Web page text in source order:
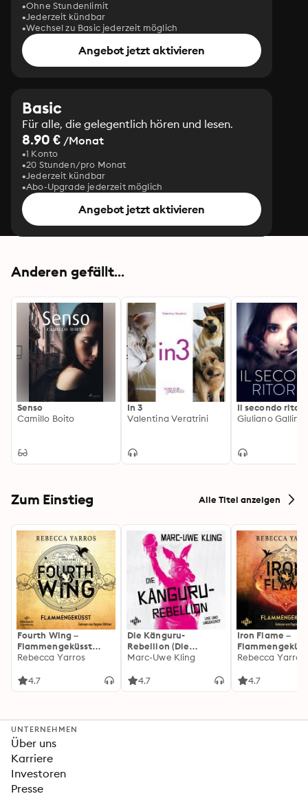
Ohne Stundenlimit
Jederzeit kündbar
Wechsel zu Basic jederzeit möglich
Angebot jetzt aktivieren
Basic
Für alle, die gelegentlich hören und lesen.
8.90 € /Monat
1 Konto
20 Stunden/pro Monat
Jederzeit kündbar
Abo-Upgrade jederzeit möglich
Angebot jetzt aktivieren
Anderen gefällt...
Senso
Camillo Boito
In 3
Valentina Veratrini
Il secondo
Giuliano Gallini
Zum Einstieg Alle Titel anzeigen
Fourth Wing –
Flammengeküsst
(Flammengeküsst-
Rebecca Yarros
4.7
Die Känguru-
Rebellion (Die
Känguru-Werke 5)
Marc-Uwe Kling
4.7
Iron Flame –
heißersehnte
Rebecca Yarros
4.7
UNTERNEHMEN
Über uns
Karriere
Investoren
Presse